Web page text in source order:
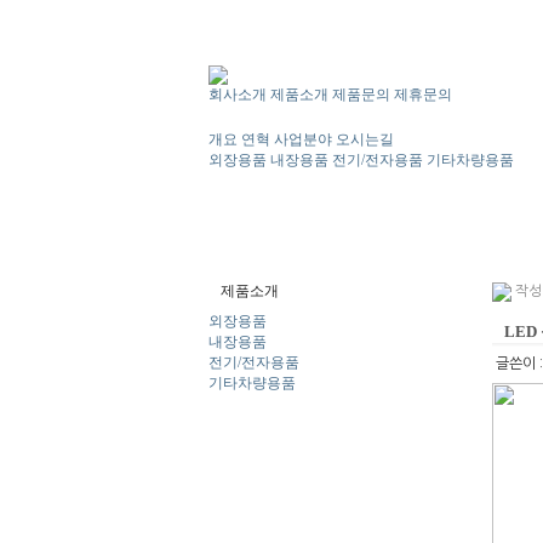
회사소개 제품소개 제품문의 제휴문의
개요 연혁 사업분야 오시는길
외장용품 내장용품 전기/전자용품 기타차량용품
제품소개
외장용품
내장용품
전기/전자용품
기타차량용품
작
LED
글쓴이